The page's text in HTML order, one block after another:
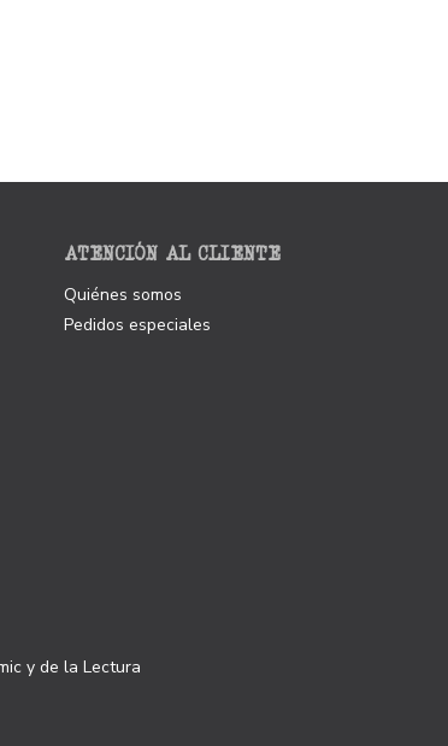
ATENCIÓN AL CLIENTE
Quiénes somos
Pedidos especiales
y de la Lectura